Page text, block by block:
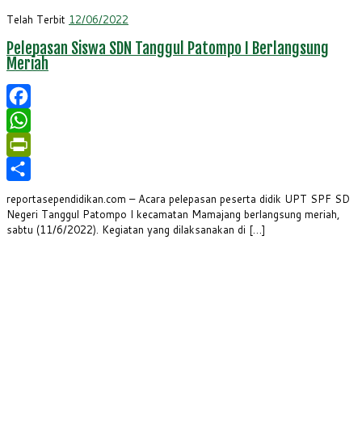
Telah Terbit 12/06/2022
Pelepasan Siswa SDN Tanggul Patompo I Berlangsung
Meriah
Facebook
WhatsApp
PrintFriendly
Share
reportasependidikan.com – Acara pelepasan peserta didik UPT SPF SD
Negeri Tanggul Patompo I kecamatan Mamajang berlangsung meriah,
sabtu (11/6/2022). Kegiatan yang dilaksanakan di […]